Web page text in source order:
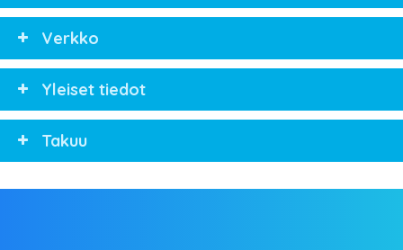
Verkko
Yleiset tiedot
Takuu